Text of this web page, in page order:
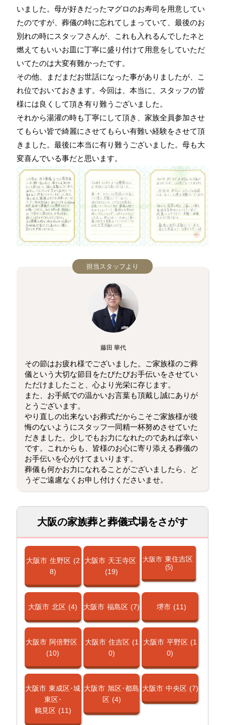
いました。母が好きだったマグロのお寿司を用意してい
たのですが、葬儀の時に忘れてしまっていて、最後のお
別れの時にスタッフさんが、これも入れるんでしたネと
燃えてもいいお皿に丁寧に盛り付けて用意をしていただ
いてたのは大変有難かったです。
その他、まだまだお世話になった事がありましたが、こ
れ位でおいておきます。今回は、本当に、スタッフの皆
様には良くして頂き有り難うございました。
それから湯灌の時も丁寧にして頂き、家族全員参加させ
てもらい皆で綺麗にさせてもらい有難い経験をさせて頂
きました。最後に本当に有り難うございました。母も大
変喜んでいる事だと思います。
担当スタッフより
藤田 華代
その節はお疲れ様でございました。ご家族様のご葬
儀という大切な節目をたびたびお手伝いをさせてい
ただけましたこと、心より光栄に存じます。
また、お手紙での温かいお言葉も頂戴し誠にありが
とうございます。
やり直しの出来ないお葬式だからこそご家族様が後
悔のないようにスタッフ一同精一杯努めさせていた
だきました。少しでもお力になれたのであれば幸い
です。これからも、皆様のお心に寄り添える葬儀の
お手伝いを心がけてまいります。
葬儀も何かお力になれることがございましたら、ど
うぞご遠慮なくお申し付けくださいませ。
大阪の家族葬と葬儀式場をさがす
大阪市 生野区 (2
8)
大阪市 天王寺区
(19)
大阪市 東住吉区
(5)
大阪市 北区 (4) 大阪市 福島区 (7) 堺市 (11)
大阪市 阿倍野区
(10)
大阪市 住吉区 (1
0)
大阪市 平野区 (1
0)
大阪市 東成区･城
東区･
鶴見区 (11)
大阪市 旭区･都島
区 (4)
大阪市 中央区 (7)